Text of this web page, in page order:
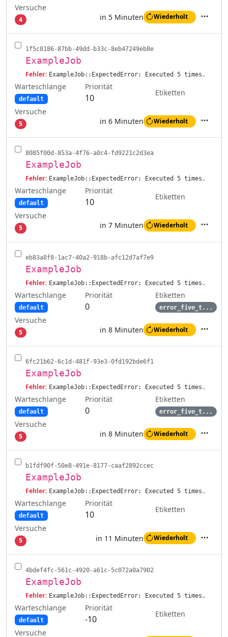
Versuche
4 in 5 Minuten Wiederholt
1f5c8186-87bb-49dd-b33c-8eb47249eb8e
ExampleJob
Fehler: ExampleJob::ExpectedError: Executed 5 times.
Warteschlange
default
Priorität
10
Etiketten
Versuche
5 in 6 Minuten Wiederholt
8085f00d-853a-4f76-a0c4-fd9221c2d3ea
ExampleJob
Fehler: ExampleJob::ExpectedError: Executed 5 times.
Warteschlange
default
Priorität
10
Etiketten
Versuche
5 in 7 Minuten Wiederholt
eb83a8f8-1ac7-40a2-918b-afc12d7af7e9
ExampleJob
Fehler: ExampleJob::ExpectedError: Executed 5 times.
Warteschlange
default
Priorität
0
Etiketten
error_five_t...
Versuche
5 in 8 Minuten Wiederholt
6fc21b62-6c1d-481f-93e3-0fd192bde6f1
ExampleJob
Fehler: ExampleJob::ExpectedError: Executed 5 times.
Warteschlange
default
Priorität
0
Etiketten
error_five_t...
Versuche
5 in 8 Minuten Wiederholt
b1fdf90f-50e8-491e-8177-caaf2892ccec
ExampleJob
Fehler: ExampleJob::ExpectedError: Executed 5 times.
Warteschlange
default
Priorität
10
Etiketten
Versuche
5 in 11 Minuten Wiederholt
4bdef4fc-561c-4920-a61c-5c072a0a7902
ExampleJob
Fehler: ExampleJob::ExpectedError: Executed 5 times.
Warteschlange
default
Priorität
-10
Etiketten
Versuche